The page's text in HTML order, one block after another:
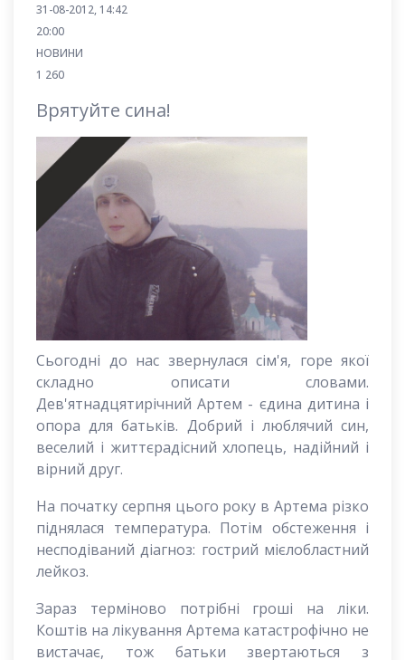
31-08-2012, 14:42
20:00
НОВИНИ
1 260
Врятуйте сина!
Сьогодні до нас звернулася сім'я, горе якої
складно описати словами.
Дев'ятнадцятирічний Артем - єдина дитина і
опора для батьків. Добрий і люблячий син,
веселий і життєрадісний хлопець, надійний і
вірний друг.
На початку серпня цього року в Артема різко
піднялася температура. Потім обстеження і
несподіваний діагноз: гострий мієлобластний
лейкоз.
Зараз терміново потрібні гроші на ліки.
Коштів на лікування Артема катастрофічно не
вистачає, тож батьки звертаються з